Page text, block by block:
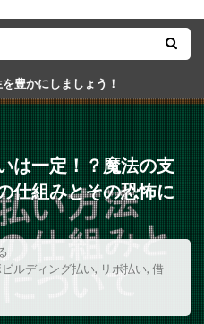
は一定！？魔法の支
仕組みとその恐怖に
ビルディング払い, リボ払い, 借